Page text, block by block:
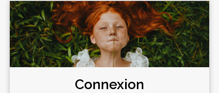
Connexion